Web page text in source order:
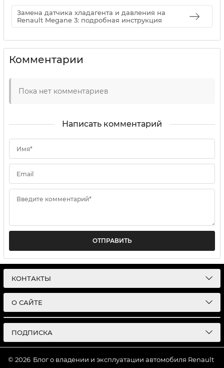
Замена датчика хладагента и давления на
Renault Megane 3: подробная инструкция
Комментарии
Пока нет комментариев
Написать комментарий
Имя*
Email
Введите комментарий*
ОТПРАВИТЬ
КОНТАКТЫ
О САЙТЕ
ПОДПИСКА
© 2026 Блог о владении и эксплуатации автомобиля Renault